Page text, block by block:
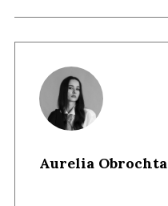
Aurelia Obrochta